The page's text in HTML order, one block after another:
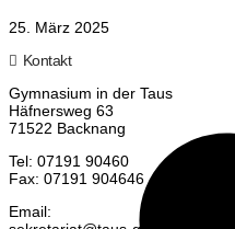
25. März 2025
Kontakt
Gym­na­si­um in der Taus
Häf­ners­weg 63
71522 Backnang
Tel: 07191 90460
Fax: 07191 904646
Email: